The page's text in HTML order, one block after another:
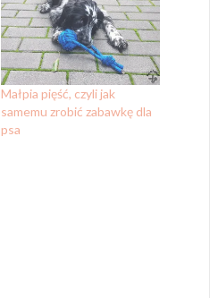
Małpia pięść, czyli jak
samemu zrobić zabawkę dla
psa